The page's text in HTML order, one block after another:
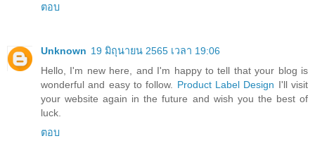
ตอบ
Unknown 19 มิถุนายน 2565 เวลา 19:06
Hello, I'm new here, and I'm happy to tell that your blog is
wonderful and easy to follow. Product Label Design I'll visit
your website again in the future and wish you the best of
luck.
ตอบ